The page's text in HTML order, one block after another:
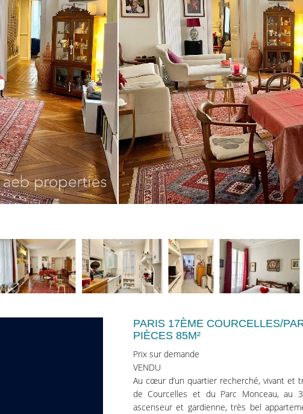
PARIS 17ÈME COURCELLES/
PIÈCES 85M²
Prix sur demande
VENDU
Au cœur d’un quartier recherché, vivant et
de Courcelles et du Parc Monceau, au
ascenseur et gardienne, très bel